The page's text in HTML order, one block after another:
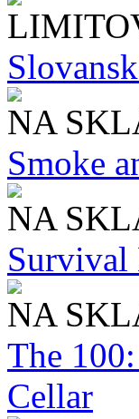
NA
Smoke
NA
Survival
NA
The
Cellar